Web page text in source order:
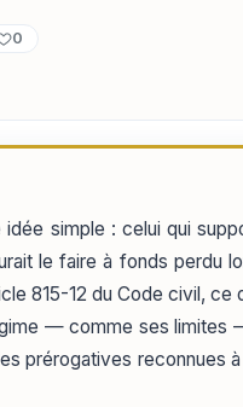
0
idée simple : celui qui
le faire à fonds perdu
815-12 du Code civil, ce
— comme ses limites
prérogatives reconnues